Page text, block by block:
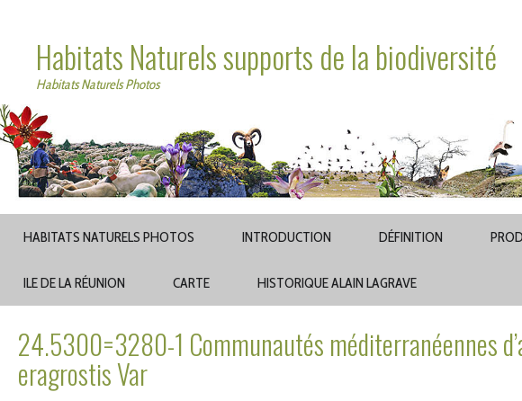
Habitats Naturels supports de la biodiversité
Habitats Naturels Photos
HABITATS NATURELS PHOTOS INTRODUCTION DÉFINITION
ILE DE LA RÉUNION CARTE HISTORIQUE ALAIN LAGRAVE
24.5300=3280-1 Communautés méditerranéennes
eragrostis Var